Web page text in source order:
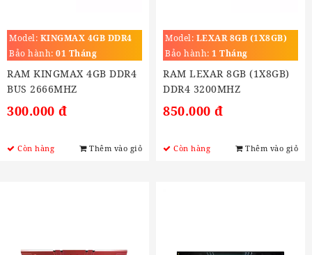
Model: KINGMAX 4GB DDR4
BUS 2666MHZ
Bảo hành: 01 Tháng
RAM KINGMAX 4GB DDR4
BUS 2666MHZ
300.000 đ
Còn hàng Thêm vào giỏ
Model: LEXAR 8GB (1X8GB)
DDR4 3200MHZ
Bảo hành: 1 Tháng
RAM LEXAR 8GB (1X8GB)
DDR4 3200MHZ
850.000 đ
Còn hàng Thêm vào giỏ